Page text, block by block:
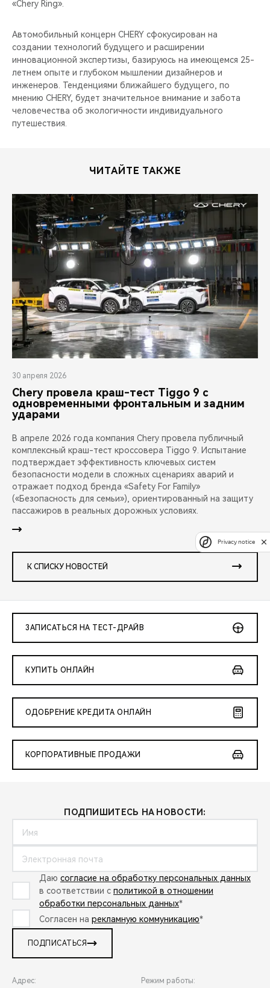
«Chery Ring».
Автомобильный концерн CHERY сфокусирован на
создании технологий будущего и расширении
инновационной экспертизы, базируюсь на имеющемся 25-
летнем опыте и глубоком мышлении дизайнеров и
инженеров. Тенденциями ближайшего будущего, по
мнению CHERY, будет значительное внимание и забота
человечества об экологичности индивидуального
путешествия.
ЧИТАЙТЕ ТАКЖЕ
30 апреля 2026
Chery провела краш-тест Tiggo 9 с
одновременными фронтальным и задним
ударами
В апреле 2026 года компания Chery провела публичный
комплексный краш-тест кроссовера Tiggo 9. Испытание
подтверждает эффективность ключевых систем
безопасности модели в сложных сценариях аварий и
отражает подход бренда «Safety For Family»
(«Безопасность для семьи»), ориентированный на защиту
пассажиров в реальных дорожных условиях.
К СПИСКУ НОВОСТЕЙ
ЗАПИСАТЬСЯ НА ТЕСТ-ДРАЙВ
КУПИТЬ ОНЛАЙН
ОДОБРЕНИЕ КРЕДИТА ОНЛАЙН
КОРПОРАТИВНЫЕ ПРОДАЖИ
ПОДПИШИТЕСЬ НА НОВОСТИ:
Даю согласие на обработку персональных данных
в соответствии с политикой в отношении
обработки персональных данных*
Согласен на рекламную коммуникацию*
ПОДПИСАТЬСЯ
Адрес: Режим работы:
Privacy notice